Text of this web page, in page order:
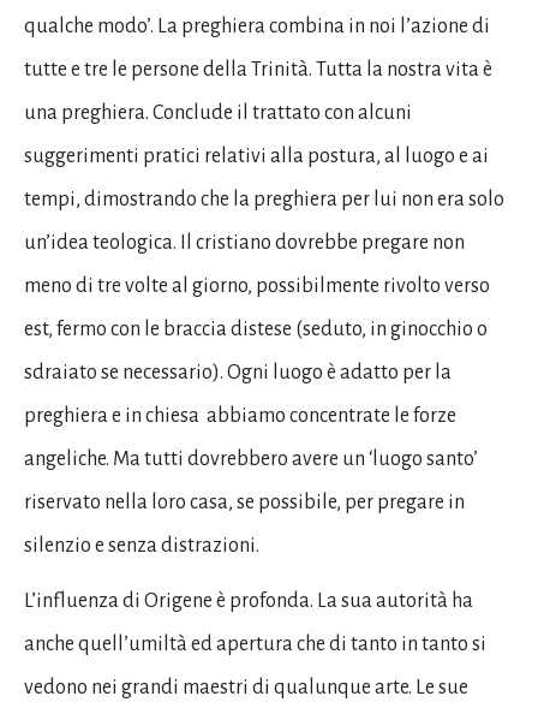
qualche modo’. La preghiera combina in noi l’azione di
tutte e tre le persone della Trinità. Tutta la nostra vita è
una preghiera. Conclude il trattato con alcuni
suggerimenti pratici relativi alla postura, al luogo e ai
tempi, dimostrando che la preghiera per lui non era solo
un’idea teologica. Il cristiano dovrebbe pregare non
meno di tre volte al giorno, possibilmente rivolto verso
est, fermo con le braccia distese (seduto, in ginocchio o
sdraiato se necessario). Ogni luogo è adatto per la
preghiera e in chiesa abbiamo concentrate le forze
angeliche. Ma tutti dovrebbero avere un ‘luogo santo’
riservato nella loro casa, se possibile, per pregare in
silenzio e senza distrazioni.
L’influenza di Origene è profonda. La sua autorità ha
anche quell’umiltà ed apertura che di tanto in tanto si
vedono nei grandi maestri di qualunque arte. Le sue